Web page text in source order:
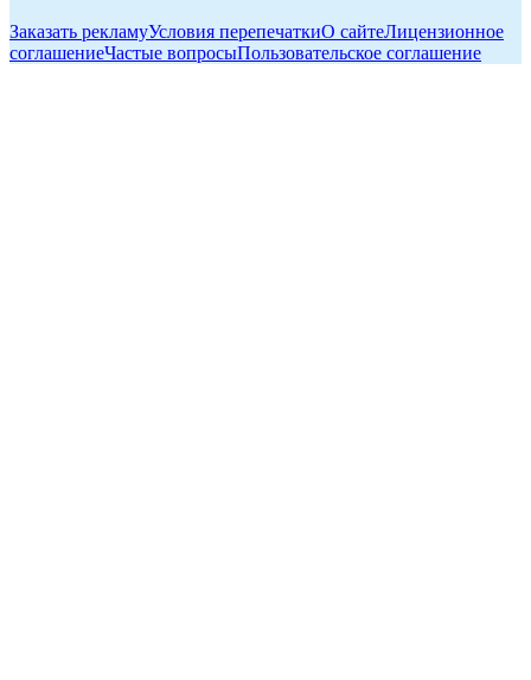
Заказать рекламуУсловия перепечаткиО сайтеЛицензионное
соглашениеЧастые вопросыПользовательское соглашение